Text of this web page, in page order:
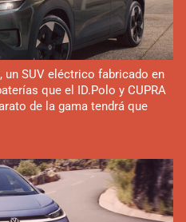
un SUV eléctrico fabricado en
que el ID.Polo y CUPRA
de la gama tendrá que